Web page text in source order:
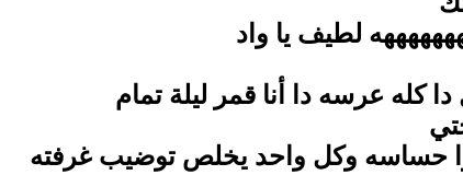
لطيف يا واد
كله عرسه دا أنا قمر ليلة تمام
حساسه وكل واحد يخلص توضيب غرفته